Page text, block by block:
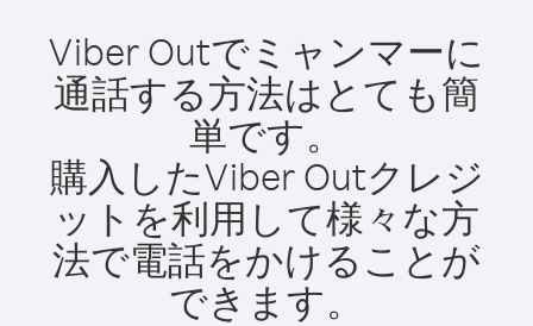
Viber Outでミャンマーに
通話する方法はとても簡
単です。
購入したViber Outクレジ
ットを利用して様々な方
法で電話をかけることが
できます。